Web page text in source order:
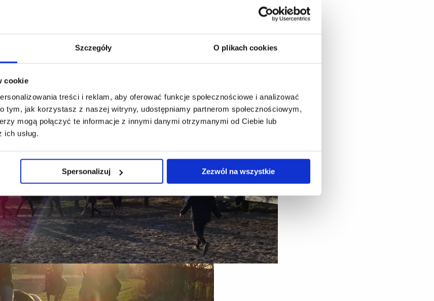
Szczegóły O plikach cookies
cookie
treści i reklam, aby oferować funkcje społecznościowe i analizować
tym, jak korzystasz z naszej witryny, udostępniamy partnerom społecznościowym,
mogą połączyć te informacje z innymi danymi otrzymanymi od Ciebie lub
usług.
Spersonalizuj Zezwól na wszystkie